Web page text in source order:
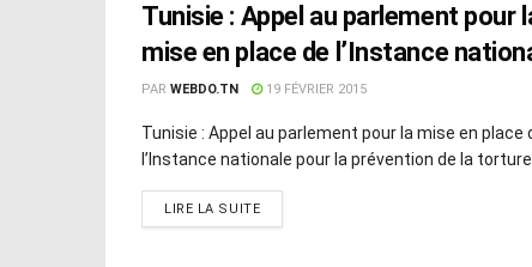
Tunisie : Appel au parlement pour
mise en place de l’Instance
pour la prévention de la torture
PAR WEBDO.TN 19 FÉVRIER 2015
Tunisie : Appel au parlement pour la mise en place
l’Instance nationale pour la prévention de la torture
LIRE LA SUITE